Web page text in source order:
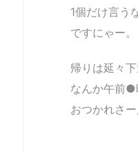
1個だけ言う
ですにゃー。
帰りは延々
なんか午前
おつかれさ